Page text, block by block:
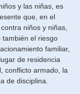
y las niñas, es
que, en el
niños y niñas,
también el riesgo
familiar,
de residencia
conflicto armado, la
de disciplina.